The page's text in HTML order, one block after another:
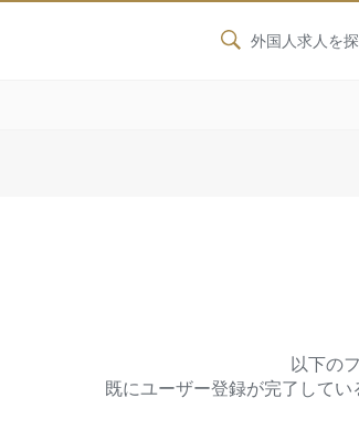
外国人求人を
以下の
既にユーザー登録が完了してい